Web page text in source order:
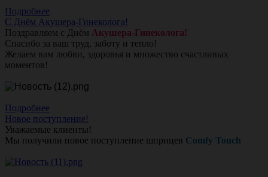
Подробнее
С Днём Акушера-Гинеколога!
Поздравляем с Днём Акушера-Гинеколога!
Спасибо за ваш труд, заботу и тепло!
Желаем вам любви, здоровья и множество счастливых
моментов!
Подробнее
Новое поступление!
Уважаемые клиенты!
Мы получили новое поступление шприцев Comfy Touch